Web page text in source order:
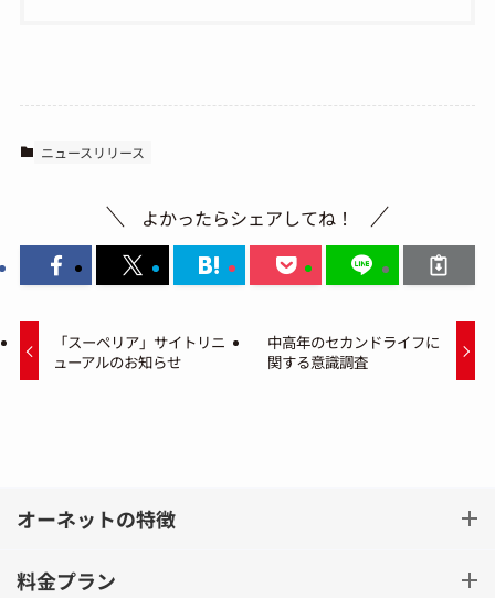
ニュースリリース
よかったらシェアしてね！
「スーペリア」サイトリニ
ューアルのお知らせ
中高年のセカンドライフに
関する意識調査
オーネットの特徴
料金プラン